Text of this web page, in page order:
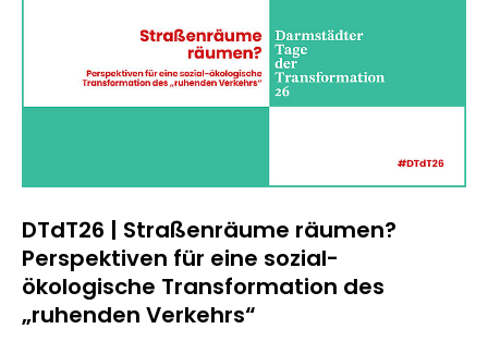
DTdT26 | Straßenräume räumen?
Perspektiven für eine sozial-
ökologische Transformation des
„ruhenden Verkehrs“